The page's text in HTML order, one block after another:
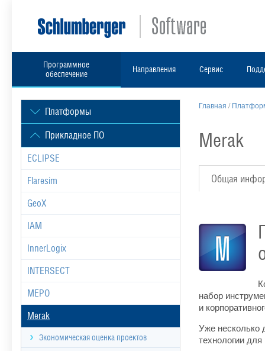
Программное
обеспечение
Направления Сервис
Платформы
Прикладное ПО
ECLIPSE
Flaresim
GeoX
IAM
InnerLogix
INTERSECT
MEPO
Merak
Экономическая оценка проектов
Главная /
Merak
Общая
набор
и
Уже несколько
технологии